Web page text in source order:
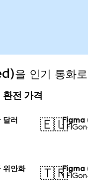
인기 통화로
전 가격
러
🇪🇺Figma
1
위안화
🇹🇷Figma
1